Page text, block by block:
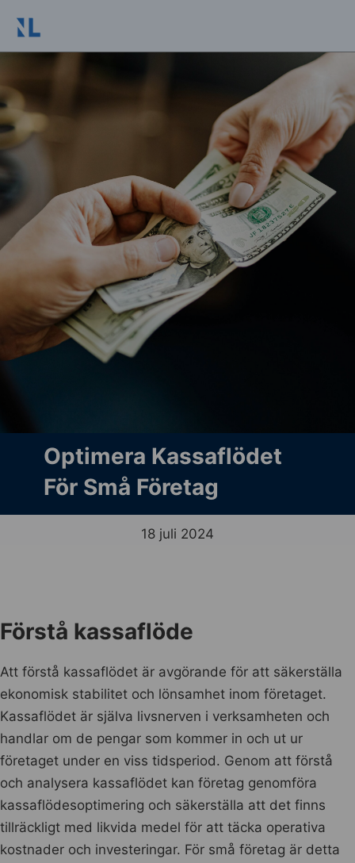
Optimera Kassaflödet
För Små Företag
18 juli 2024
Förstå kassaflöde
Att förstå kassaflödet är avgörande för att säkerställa
ekonomisk stabilitet och lönsamhet inom företaget.
Kassaflödet är själva livsnerven i verksamheten och
handlar om de pengar som kommer in och ut ur
företaget under en viss tidsperiod. Genom att förstå
och analysera kassaflödet kan företag genomföra
kassaflödesoptimering och säkerställa att det finns
tillräckligt med likvida medel för att täcka operativa
kostnader och investeringar. För små företag är detta